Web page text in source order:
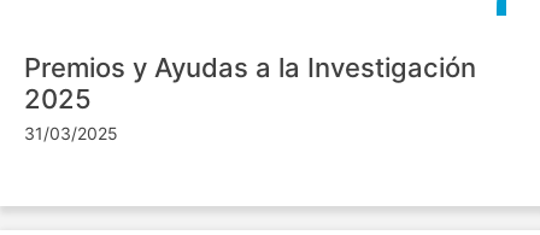
Premios y Ayudas a la Investigación
2025
31/03/2025